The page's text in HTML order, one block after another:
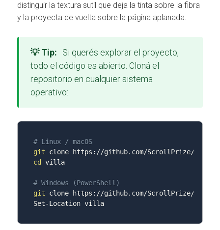
distinguir la textura sutil que deja la tinta sobre la fibra
y la proyecta de vuelta sobre la página aplanada.
💡 Tip:
Si querés explorar el proyecto,
todo el código es abierto. Cloná el
repositorio en cualquier sistema
operativo:
# Linux / macOS
git
cd villa
# Windows (PowerShell)
git clone https://github.com/ScrollPrize/
Set-Location villa